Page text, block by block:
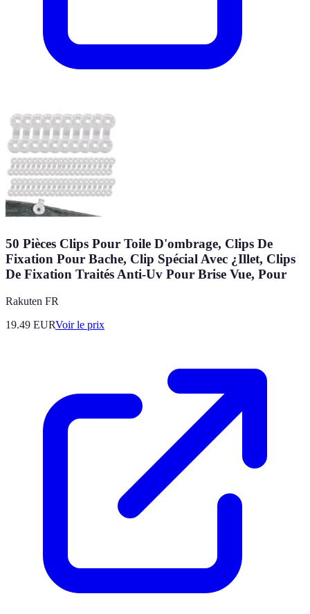
50 Pièces Clips Pour Toile D'ombrage, Clips De
Fixation Pour Bache, Clip Spécial Avec ¿Illet, Clips
De Fixation Traités Anti-Uv Pour Brise Vue, Pour
Rakuten FR
19.49 EURVoir le prix